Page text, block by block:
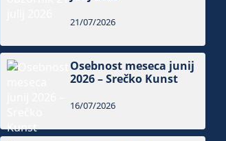
21/07/2026
Osebnost meseca junij
2026 – Srečko Kunst
16/07/2026